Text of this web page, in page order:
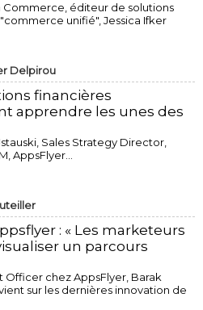
Commerce, éditeur de solutions
unifié", Jessica Ifker
Delpirou
financières
apprendre les unes des
Sales Strategy Director,
AppsFlyer...
: « Les marketeurs
un parcours
Officer chez AppsFlyer, ​Barak
sur les dernières innovation de